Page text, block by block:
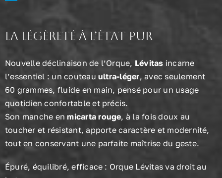
La légèreté à l’état pur
Nouvelle déclinaison de l’Orque, Lévitas incarne
l’essentiel : un couteau ultra-léger, avec seulement
60 grammes, fluide en main, pensé pour un usage
quotidien confortable et précis.
Son manche enmicarta rouge, à la fois doux au
toucher et résistant, apporte caractère et modernité,
tout en conservant une parfaite maîtrise du geste.
Épuré, équilibré, efficace : Orque Lévitas va droit au